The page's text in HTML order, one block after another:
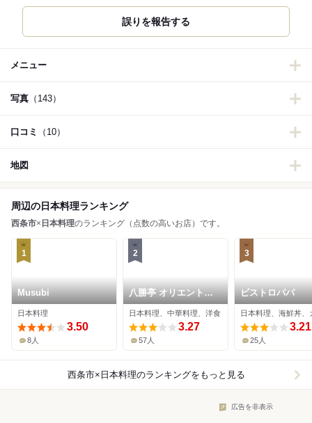
誤りを報告する
メニュー
写真 （143）
口コミ （10）
地図
周辺の日本料理ランキング
西条市× 日本料理のランキング（点数の高いお店）です。
1
Musubi
日本料理
3.50
8人
2
八勝亭 オリエント東
予店
日本料理、中華料理、洋食
3.27
57人
3
ビストロパパ
日本料理、海鮮丼、
3.21
25人
西条市×日本料理のランキングをもっと見る
広告を非表示